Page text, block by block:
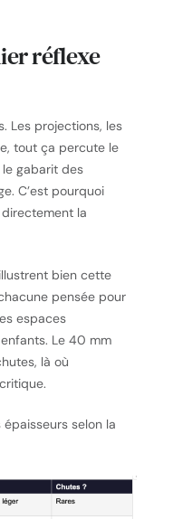
réflexe
Les projections, les
tout ça percute le
gabarit des
C’est pourquoi
la
illustrent bien cette
pensée pour
espaces
Le 40 mm
là où
selon la